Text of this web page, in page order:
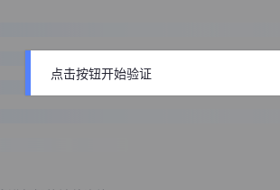
点击按钮开始验证